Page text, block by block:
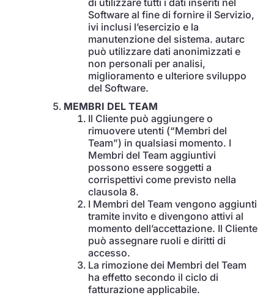
di utilizzare tutti i dati inseriti nel
Software al fine di fornire il Servizio,
ivi inclusi l’esercizio e la
manutenzione del sistema. autarc
può utilizzare dati anonimizzati e
non personali per analisi,
miglioramento e ulteriore sviluppo
del Software.
MEMBRI DEL TEAM
Il Cliente può aggiungere o
rimuovere utenti (“Membri del
Team”) in qualsiasi momento. I
Membri del Team aggiuntivi
possono essere soggetti a
corrispettivi come previsto nella
clausola 8.
I Membri del Team vengono aggiunti
tramite invito e divengono attivi al
momento dell’accettazione. Il Cliente
può assegnare ruoli e diritti di
accesso.
La rimozione dei Membri del Team
ha effetto secondo il ciclo di
fatturazione applicabile.